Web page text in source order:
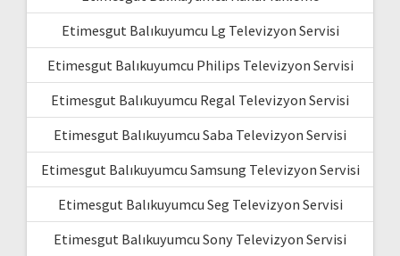
Etimesgut Balıkuyumcu Lg Televizyon Servisi
Etimesgut Balıkuyumcu Philips Televizyon Servisi
Etimesgut Balıkuyumcu Regal Televizyon Servisi
Etimesgut Balıkuyumcu Saba Televizyon Servisi
Etimesgut Balıkuyumcu Samsung Televizyon Servisi
Etimesgut Balıkuyumcu Seg Televizyon Servisi
Etimesgut Balıkuyumcu Sony Televizyon Servisi